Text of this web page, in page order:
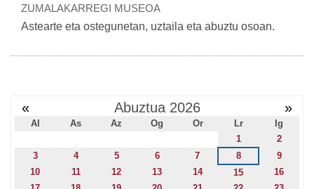
ZUMALAKARREGI MUSEOA
Astearte eta ostegunetan, uztaila eta abuztu osoan.
« Abuztua 2026 »
Al As Az Og Or Lr
Ig
1
2
3
4 5 6 7 8
9
10
11 12 13 14 15
16